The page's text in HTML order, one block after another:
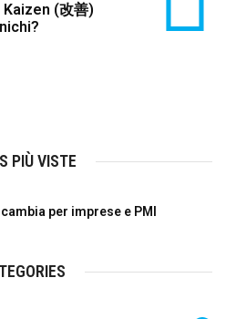
Kaizen (改善)
PIÙ VISTE
per imprese e PMI